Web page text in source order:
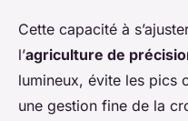
Cette capacité à
l’agriculture de
lumineux, évite les pics
une gestion fine de la